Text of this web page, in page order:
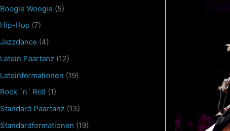
Boogie Woogie (5)
Hip-Hop (7)
Jazzdance (4)
Latein Paartanz (12)
Lateinformationen (19)
Rock ´n´ Roll (1)
Standard Paartanz (13)
Standardformationen (19)